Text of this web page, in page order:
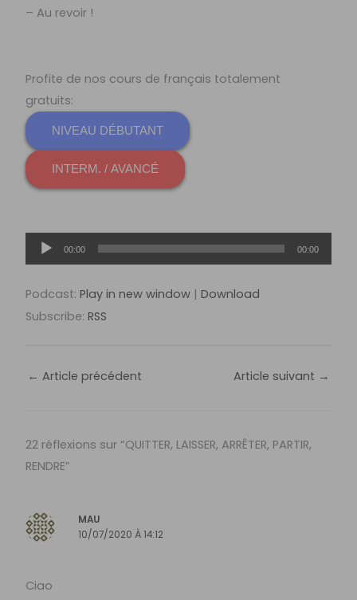
– Au revoir !
Profite de nos cours de français totalement
gratuits:
NIVEAU DÉBUTANT
INTERM. / AVANCÉ
Lecteur
audio
00:00 00:00
Podcast:Play in new window |Download
Subscribe:RSS
← Article précédent Article suivant →
22 réflexions sur “QUITTER, LAISSER, ARRÊTER, PARTIR,
RENDRE”
MAU
10/07/2020 À 14:12
Ciao